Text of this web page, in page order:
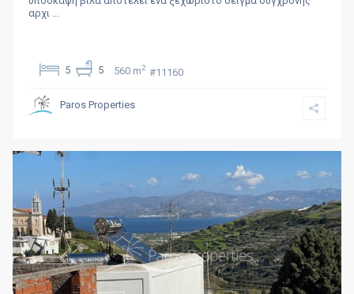
αρχι ...
5 5 560 m2 #11160
Paros Properties